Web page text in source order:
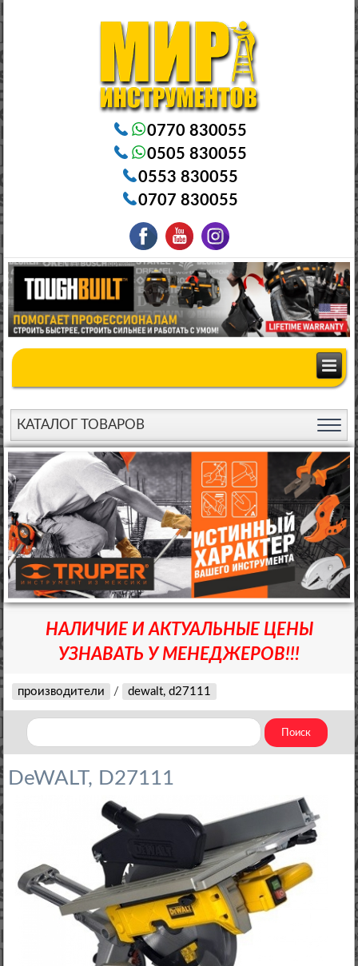
0770 830055
0505 830055
0553 830055
0707 830055
КАТАЛОГ ТОВАРОВ
НАЛИЧИЕ И АКТУАЛЬНЫЕ ЦЕНЫ
УЗНАВАТЬ У МЕНЕДЖЕРОВ!!!
производители / dewalt, d27111
DeWALT, D27111